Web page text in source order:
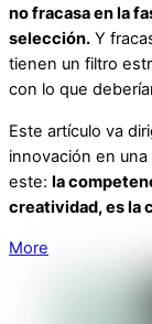
no fracasa en la
selección. Y
tienen un filtro
con lo que
Este artículo va
innovación en
este: la
creatividad, es la
More